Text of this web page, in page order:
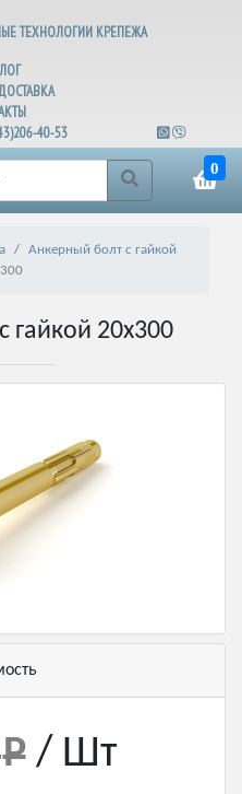
ТЕХНОЛОГИИ КРЕПЕЖА
40-53
0
Анкерный болт с гайкой
гайкой 20х300
/ Шт